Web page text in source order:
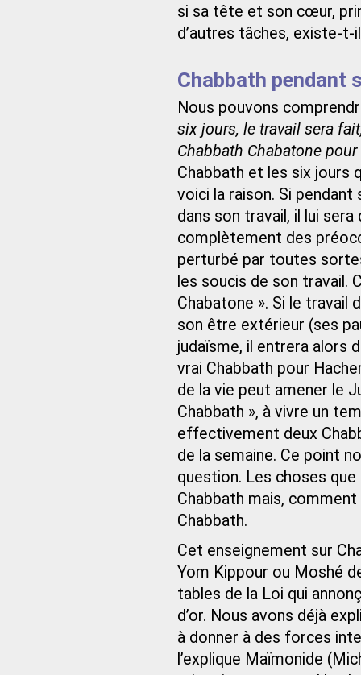
si sa tête et son cœur,
d’autres tâches, existe-t-
Chabbath pendant
Nous pouvons
six jours, le travail sera
Chabbath Chabatone
Chabbath et les six jours
voici la raison. Si
dans son travail, il lui
complètement des
perturbé par toutes
les soucis de son travail.
Chabatone ». Si le travail
son être extérieur (ses
judaïsme, il entrera alors
vrai Chabbath pour
de la vie peut amener le
Chabbath », à vivre un
effectivement deux
de la semaine. Ce point
question. Les choses
Chabbath mais,
Chabbath.
Cet enseignement sur
Yom Kippour ou Moshé
tables de la Loi qui
d’or. Nous avons déjà
à donner à des forces
l’explique Maïmonide